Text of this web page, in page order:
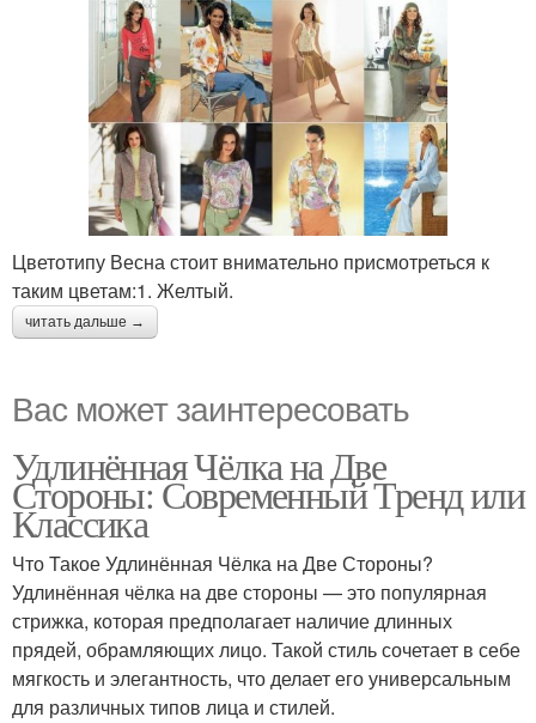
Цветотипу Весна стоит внимательно присмотреться к
таким цветам:1. Желтый.
читать дальше →
Вас может заинтересовать
Удлинённая Чёлка на Две
Стороны: Современный Тренд или
Классика
Что Такое Удлинённая Чёлка на Две Стороны?
Удлинённая чёлка на две стороны — это популярная
стрижка, которая предполагает наличие длинных
прядей, обрамляющих лицо. Такой стиль сочетает в себе
мягкость и элегантность, что делает его универсальным
для различных типов лица и стилей.